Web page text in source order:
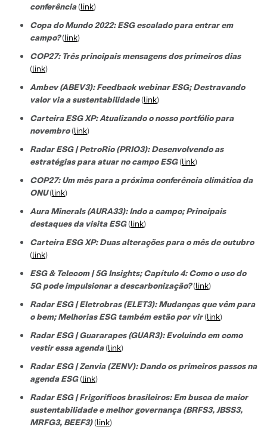
conferência(link)
Copa do Mundo 2022: ESG escalado para entrar em
campo?(link)
COP27: Três principais mensagens dos primeiros dias
(link)
Ambev (ABEV3): Feedback webinar ESG; Destravando
valor via a sustentabilidade(link)
Carteira ESG XP: Atualizando o nosso portfólio para
novembro(link)
Radar ESG | PetroRio (PRIO3): Desenvolvendo as
estratégias para atuar no campo ESG(link)
COP27: Um mês para a próxima conferência climática da
ONU(link)
Aura Minerals (AURA33): Indo a campo; Principais
destaques da visita ESG(link)
Carteira ESG XP: Duas alterações para o mês de outubro
(link)
ESG & Telecom | 5G Insights; Capítulo 4: Como o uso do
5G pode impulsionar a descarbonização?(link)
Radar ESG | Eletrobras (ELET3): Mudanças que vêm para
o bem; Melhorias ESG também estão por vir(link)
Radar ESG | Guararapes (GUAR3): Evoluindo em como
vestir essa agenda(link)
Radar ESG | Zenvia (ZENV): Dando os primeiros passos na
agenda ESG(link)
Radar ESG | Frigoríficos brasileiros: Em busca de maior
sustentabilidade e melhor governança (BRFS3, JBSS3,
MRFG3, BEEF3)(link)